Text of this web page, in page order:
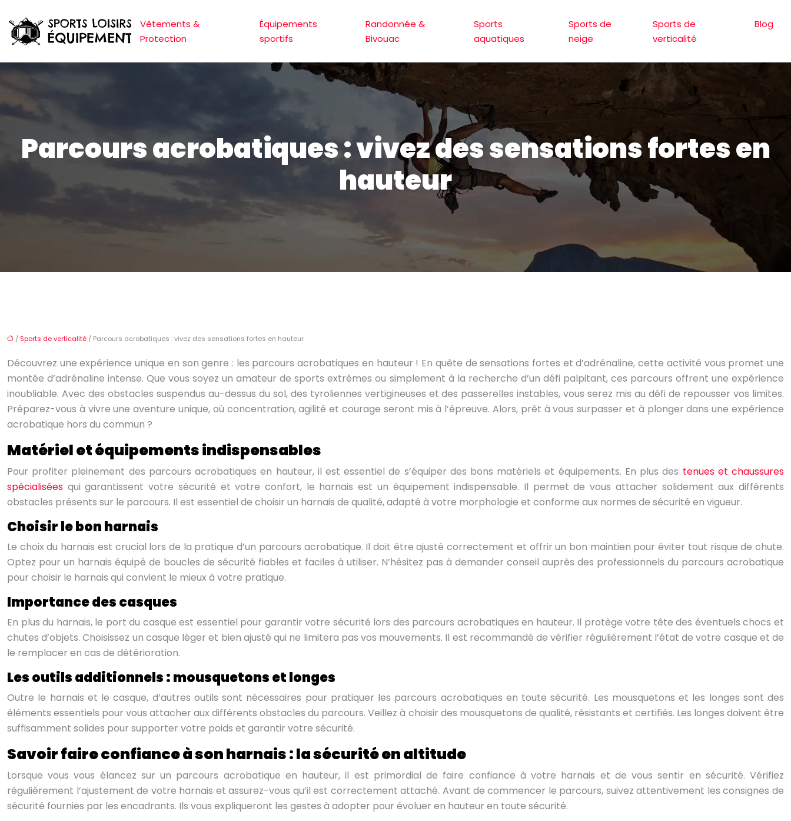
Vêtements &
Protection
Équipements
sportifs
Randonnée &
Bivouac
Sports
aquatiques
Sports de
neige
Sports de
verticalité
Blog
Parcours acrobatiques : vivez des sensations fortes en
hauteur
/ Sports de verticalité / Parcours acrobatiques : vivez des sensations fortes en hauteur
Découvrez une expérience unique en son genre : les parcours acrobatiques en hauteur ! En quête de sensations fortes et d’adrénaline, cette activité vous promet une
montée d’adrénaline intense. Que vous soyez un amateur de sports extrêmes ou simplement à la recherche d’un défi palpitant, ces parcours offrent une expérience
inoubliable. Avec des obstacles suspendus au-dessus du sol, des tyroliennes vertigineuses et des passerelles instables, vous serez mis au défi de repousser vos limites.
Préparez-vous à vivre une aventure unique, où concentration, agilité et courage seront mis à l’épreuve. Alors, prêt à vous surpasser et à plonger dans une expérience
acrobatique hors du commun ?
Matériel et équipements indispensables
Pour profiter pleinement des parcours acrobatiques en hauteur, il est essentiel de s’équiper des bons matériels et équipements. En plus des tenues et chaussures
spécialisées qui garantissent votre sécurité et votre confort, le harnais est un équipement indispensable. Il permet de vous attacher solidement aux différents
obstacles présents sur le parcours. Il est essentiel de choisir un harnais de qualité, adapté à votre morphologie et conforme aux normes de sécurité en vigueur.
Choisir le bon harnais
Le choix du harnais est crucial lors de la pratique d’un parcours acrobatique. Il doit être ajusté correctement et offrir un bon maintien pour éviter tout risque de chute.
Optez pour un harnais équipé de boucles de sécurité fiables et faciles à utiliser. N’hésitez pas à demander conseil auprès des professionnels du parcours acrobatique
pour choisir le harnais qui convient le mieux à votre pratique.
Importance des casques
En plus du harnais, le port du casque est essentiel pour garantir votre sécurité lors des parcours acrobatiques en hauteur. Il protège votre tête des éventuels chocs et
chutes d’objets. Choisissez un casque léger et bien ajusté qui ne limitera pas vos mouvements. Il est recommandé de vérifier régulièrement l’état de votre casque et de
le remplacer en cas de détérioration.
Les outils additionnels : mousquetons et longes
Outre le harnais et le casque, d’autres outils sont nécessaires pour pratiquer les parcours acrobatiques en toute sécurité. Les mousquetons et les longes sont des
éléments essentiels pour vous attacher aux différents obstacles du parcours. Veillez à choisir des mousquetons de qualité, résistants et certifiés. Les longes doivent être
suffisamment solides pour supporter votre poids et garantir votre sécurité.
Savoir faire confiance à son harnais : la sécurité en altitude
Lorsque vous vous élancez sur un parcours acrobatique en hauteur, il est primordial de faire confiance à votre harnais et de vous sentir en sécurité. Vérifiez
régulièrement l’ajustement de votre harnais et assurez-vous qu’il est correctement attaché. Avant de commencer le parcours, suivez attentivement les consignes de
sécurité fournies par les encadrants. Ils vous expliqueront les gestes à adopter pour évoluer en hauteur en toute sécurité.